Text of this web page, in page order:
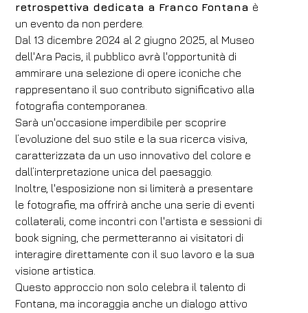
retrospettiva dedicata a Franco Fontana è
un evento da non perdere.
Dal 13 dicembre 2024 al 2 giugno 2025, al Museo
dell'Ara Pacis, il pubblico avrà l'opportunità di
ammirare una selezione di opere iconiche che
rappresentano il suo contributo significativo alla
fotografia contemporanea.
Sarà un'occasione imperdibile per scoprire
l’evoluzione del suo stile e la sua ricerca visiva,
caratterizzata da un uso innovativo del colore e
dall’interpretazione unica del paesaggio.
Inoltre, l'esposizione non si limiterà a presentare
le fotografie, ma offrirà anche una serie di eventi
collaterali, come incontri con l'artista e sessioni di
book signing, che permetteranno ai visitatori di
interagire direttamente con il suo lavoro e la sua
visione artistica.
Questo approccio non solo celebra il talento di
Fontana, ma incoraggia anche un dialogo attivo